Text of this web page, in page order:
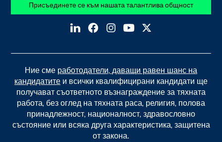
Присъединете се към нашата талантлива общност
Ние сме работодатели, даващи равен шанс на
кандидатите и всички квалифицирани кандидати ще
получават съответното възнаграждение за тяхната
работа, без оглед на тяхната раса, религия, полова
принадлежност, националност, здравословно
състояние или всяка друга характеристика, защитена
от закона.